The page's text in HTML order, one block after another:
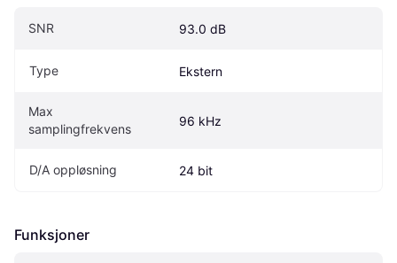
SNR 93.0 dB
Type Ekstern
Max
samplingfrekvens
96 kHz
D/A oppløsning 24 bit
Funksjoner